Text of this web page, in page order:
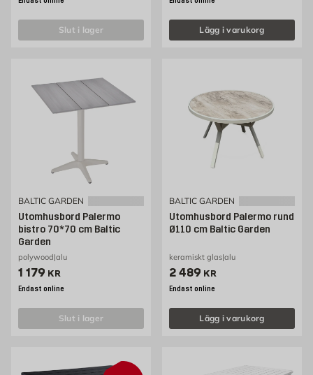
slut i lager Lägg i varukorg
BALTIC GARDEN
Utomhusbord Palermo
bistro 70*70 cm Baltic
Garden
polywood|alu
Pris 1179 kr
1 179 KR
Endast online
slut i lager
BALTIC GARDEN
Utomhusbord Palermo rund
Ø110 cm Baltic Garden
keramiskt glas|alu
Pris 2489 kr
2 489 KR
Endast online
Lägg i varukorg